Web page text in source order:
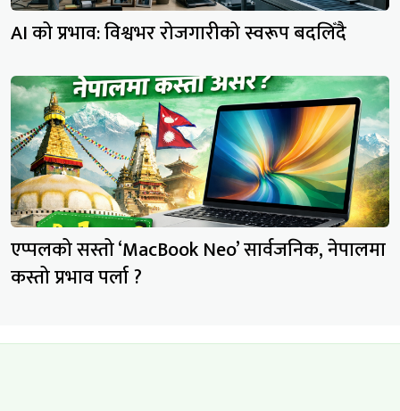
AI को प्रभाव: विश्वभर रोजगारीको स्वरूप बदलिँदै
एप्पलको सस्तो ‘MacBook Neo’ सार्वजनिक, नेपालमा
कस्तो प्रभाव पर्ला ?